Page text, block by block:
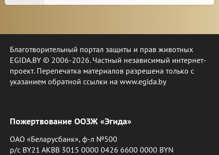
Благотворительный портал защиты и прав животных
EGIDA.BY © 2006-2026. Частный независимый интернет-
проект. Перепечатка материалов разрешена только с
указанием обратной ссылки на www.egida.by
Пожертвование ООЗЖ «Эгида»
ОАО «Беларусбанк», ф-л №500
р/с BY21 AKBB 3015 0000 0426 6600 0000 BYN